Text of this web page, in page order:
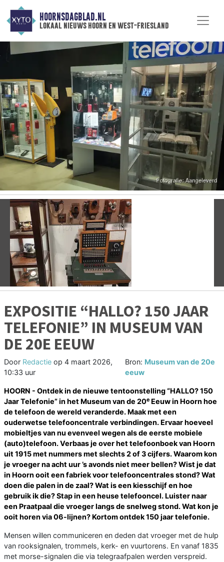
HOORNSDAGBLAD.NL
lokaal nieuws hoorn en west-friesland
Vorige
EXPOSITIE “HALLO? 150 JAAR
TELEFONIE” IN MUSEUM VAN
DE 20E EEUW
Door Redactie op 4 maart 2026,
10:33 uur
Bron: Museum van de 20e
eeuw
HOORN - Ontdek in de nieuwe tentoonstelling “HALLO? 150
Jaar Telefonie” in het Museum van de 20e Eeuw in Hoorn hoe
de telefoon de wereld veranderde. Maak met een
ouderwetse telefooncentrale verbindingen. Ervaar hoeveel
mobieltjes van nu evenveel wegen als de eerste mobiele
(auto)telefoon. Verbaas je over het telefoonboek van Hoorn
uit 1915 met nummers met slechts 2 of 3 cijfers. Waarom kon
je vroeger na acht uur ’s avonds niet meer bellen? Wist je dat
in Hoorn ooit een fabriek voor telefooncentrales stond? Wat
doen die palen in de zaal? Wat is een kiesschijf en hoe
gebruik ik die? Stap in een heuse telefooncel. Luister naar
een Praatpaal die vroeger langs de snelweg stond. Wat kon je
ooit horen via 06-lijnen? Kortom ontdek 150 jaar telefonie.
Mensen willen communiceren en deden dat vroeger met de hulp
van rooksignalen, trommels, kerk- en vuurtorens. En vanaf 1835
met morse-signalen die via telegraafpalen werden verspreid.